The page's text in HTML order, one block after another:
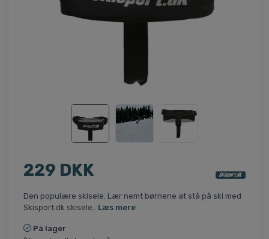
229 DKK
Den populære skisele. Lær nemt børnene at stå på ski med
Skisport.dk skisele.. Læs mere
På lager